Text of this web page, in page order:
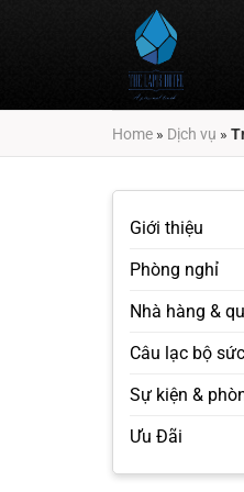
Home » Dịch vụ »
Giới thiệu
Phòng nghỉ
Nhà hàng &
Câu lạc bộ
Sự kiện &
Ưu Đãi